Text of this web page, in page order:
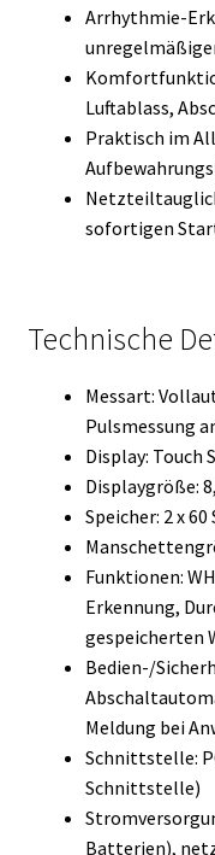
Arrhythmie-
Luftablass,
Praktisch im
sofortigen
Technische
Messart:
Pulsmessung
Display: Touch
Displaygröße:
Speicher: 2 x
Funktionen:
Erkennung,
gespeicherten
Bedien-/
Meldung bei
Schnittstelle:
Schnittstelle)
Batterien),